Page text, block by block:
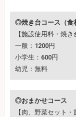
◎焼き台コース（食
【施設使用料・焼き
一般：1200円
小学生：600円
幼児：無料
◎おまかせコース
【肉、野菜セット